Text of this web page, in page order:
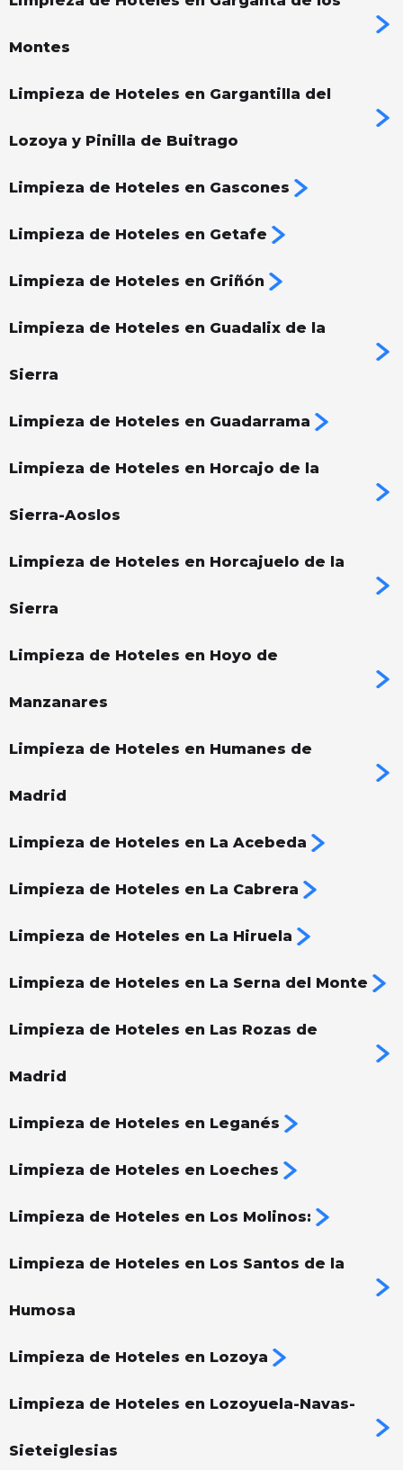
Montes
Limpieza de Hoteles en Gargantilla del
Lozoya y Pinilla de Buitrago
Limpieza de Hoteles en Gascones
Limpieza de Hoteles en Getafe
Limpieza de Hoteles en Griñón
Limpieza de Hoteles en Guadalix de la
Sierra
Limpieza de Hoteles en Guadarrama
Limpieza de Hoteles en Horcajo de la
Sierra-Aoslos
Limpieza de Hoteles en Horcajuelo de la
Sierra
Limpieza de Hoteles en Hoyo de
Manzanares
Limpieza de Hoteles en Humanes de
Madrid
Limpieza de Hoteles en La Acebeda
Limpieza de Hoteles en La Cabrera
Limpieza de Hoteles en La Hiruela
Limpieza de Hoteles en La Serna del Monte
Limpieza de Hoteles en Las Rozas de
Madrid
Limpieza de Hoteles en Leganés
Limpieza de Hoteles en Loeches
Limpieza de Hoteles en Los Molinos:
Limpieza de Hoteles en Los Santos de la
Humosa
Limpieza de Hoteles en Lozoya
Limpieza de Hoteles en Lozoyuela-Navas-
Sieteiglesias